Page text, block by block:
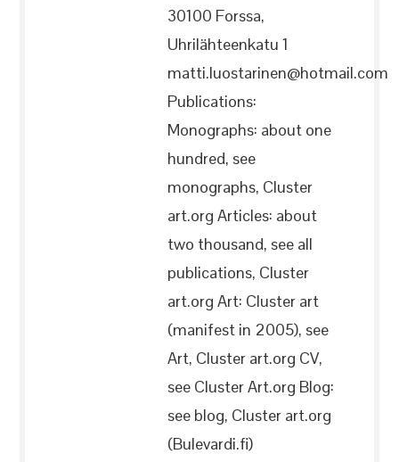
30100 Forssa,
Uhrilähteenkatu 1
matti.luostarinen@hotmail.com
Publications:
Monographs: about one
hundred, see
monographs, Cluster
art.org Articles: about
two thousand, see all
publications, Cluster
art.org Art: Cluster art
(manifest in 2005), see
Art, Cluster art.org CV,
see Cluster Art.org Blog:
see blog, Cluster art.org
(Bulevardi.fi)